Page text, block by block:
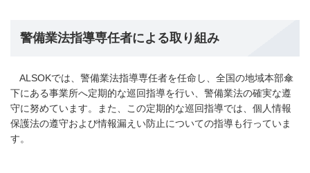
警備業法指導専任者による取り組み
ALSOKでは、警備業法指導専任者を任命し、全国の地域本部傘
下にある事業所へ定期的な巡回指導を行い、警備業法の確実な遵
守に努めています。また、この定期的な巡回指導では、個人情報
保護法の遵守および情報漏えい防止についての指導も行っていま
す。